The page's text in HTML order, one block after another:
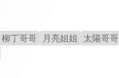
柳丁哥哥 月亮姐姐 太陽哥哥